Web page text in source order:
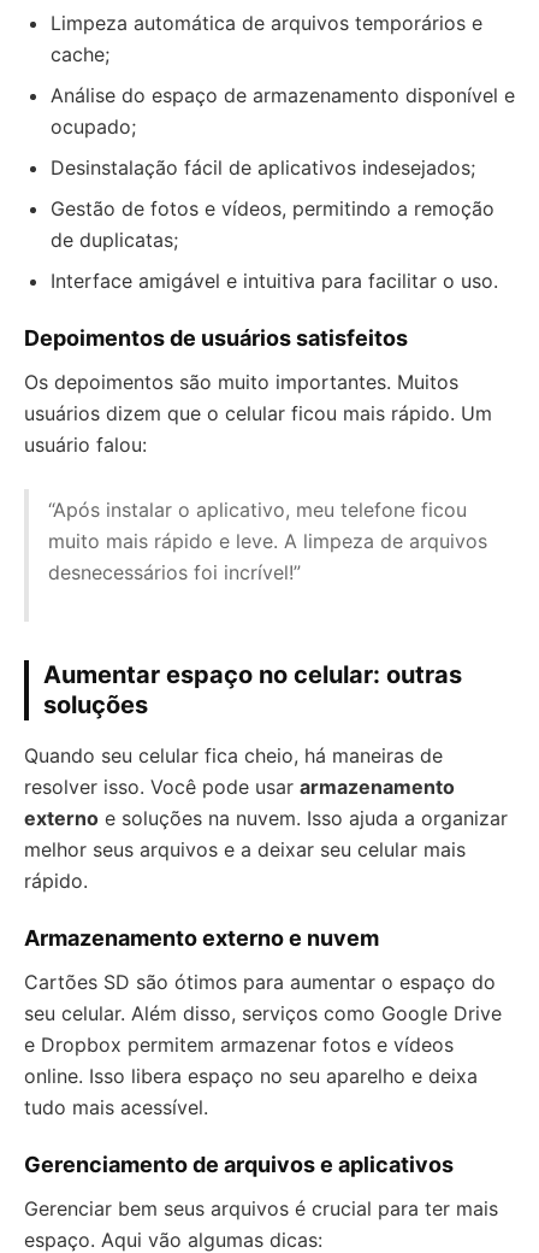
Limpeza automática de arquivos temporários e
cache;
Análise do espaço de armazenamento disponível e
ocupado;
Desinstalação fácil de aplicativos indesejados;
Gestão de fotos e vídeos, permitindo a remoção
de duplicatas;
Interface amigável e intuitiva para facilitar o uso.
Depoimentos de usuários satisfeitos
Os depoimentos são muito importantes. Muitos
usuários dizem que o celular ficou mais rápido. Um
usuário falou:
“Após instalar o aplicativo, meu telefone ficou
muito mais rápido e leve. A limpeza de arquivos
desnecessários foi incrível!”
Aumentar espaço no celular: outras
soluções
Quando seu celular fica cheio, há maneiras de
resolver isso. Você pode usar armazenamento
externo e soluções na nuvem. Isso ajuda a organizar
melhor seus arquivos e a deixar seu celular mais
rápido.
Armazenamento externo e nuvem
Cartões SD são ótimos para aumentar o espaço do
seu celular. Além disso, serviços como Google Drive
e Dropbox permitem armazenar fotos e vídeos
online. Isso libera espaço no seu aparelho e deixa
tudo mais acessível.
Gerenciamento de arquivos e aplicativos
Gerenciar bem seus arquivos é crucial para ter mais
espaço. Aqui vão algumas dicas: